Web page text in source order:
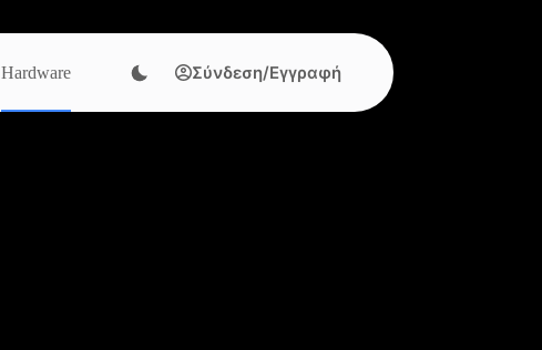
Hardware Σύνδεση/Εγγραφή